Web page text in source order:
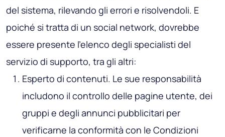
del sistema, rilevando gli errori e risolvendoli. E
poiché si tratta di un social network, dovrebbe
essere presente l'elenco degli specialisti del
servizio di supporto, tra gli altri:
Esperto di contenuti. Le sue responsabilità
includono il controllo delle pagine utente, dei
gruppi e degli annunci pubblicitari per
verificarne la conformità con le Condizioni